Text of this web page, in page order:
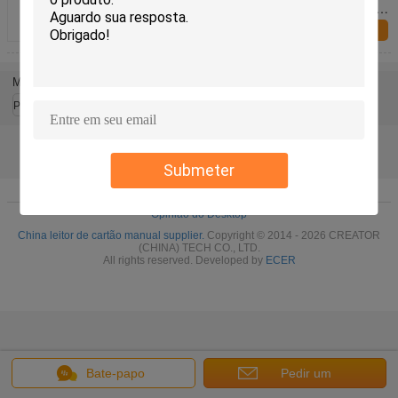
Submeter
do cartão do distribuidor da personalização de Smart
Card
Bate-papo Pedir um
Mude a língua
Portuguese
Sobre nós|Mapa do Site|Política de privacidade
Opinião do Desktop
China leitor de cartão manual supplier. Copyright © 2014 - 2026 CREATOR
(CHINA) TECH CO., LTD.
All rights reserved. Developed by ECER